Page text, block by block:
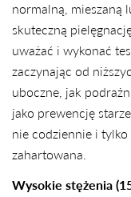
normalną, mieszaną
skuteczną
uważać i wykonać
zaczynając od
uboczne, jak
jako prewencję
nie codziennie i
zahartowana.
Wysokie stężenia